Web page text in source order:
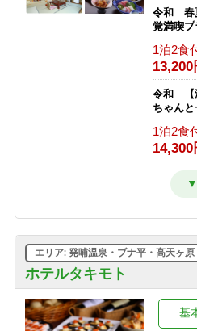
1泊2食
10,160
＜2食付
フェ◇「
心躍る♪
1泊2食
【暑さか
の15時
ルプレ
令和 春
覚満喫プ
1泊2食
令和 【
ちゃん
1泊2食
令和 と
ラン【
令和 訳
ホテルタキモト
エリア: 発哺温泉・ブナ平・高天ヶ原
基